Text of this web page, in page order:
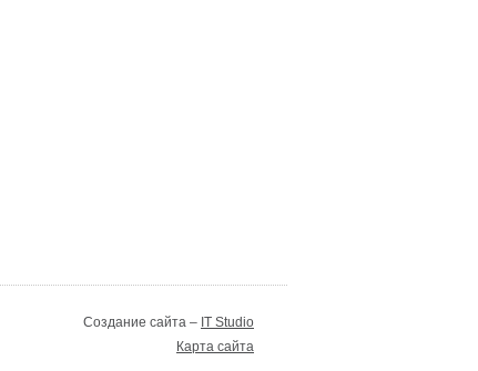
Создание сайта – IT Studio
Карта сайта